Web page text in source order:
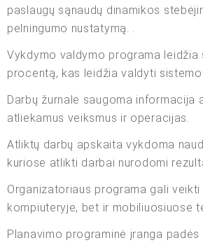
paslaugų sąnaudų dinamikos
pelningumo nustatymą. .
Vykdymo valdymo programa
procentą, kas leidžia valdyti
Darbų žurnale saugoma informacija
atliekamus veiksmus ir operacijas.
Atliktų darbų apskaita vykdoma
kuriose atlikti darbai nurodomi
Organizatoriaus programa gali
kompiuteryje, bet ir mobiliuosiuose
Planavimo programinė įranga padės